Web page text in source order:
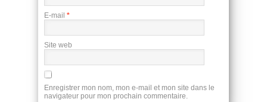
E-mail *
Site web
Enregistrer mon nom, mon e-mail et mon site dans le
navigateur pour mon prochain commentaire.